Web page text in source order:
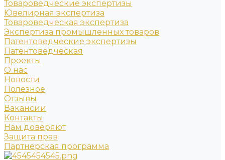
Товароведческие экспертизы
Ювелирная экспертиза
Товароведческая экспертиза
Экспертиза промышленных товаров
Патентоведческие экспертизы
Патентоведческая
Проекты
О нас
Новости
Полезное
Отзывы
Вакансии
Контакты
Нам доверяют
Защита прав
Партнерская программа